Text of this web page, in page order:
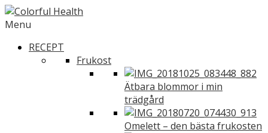
Menu
RECEPT
Frukost
Ätbara blommor i min
trädgård
Omelett – den bästa frukosten